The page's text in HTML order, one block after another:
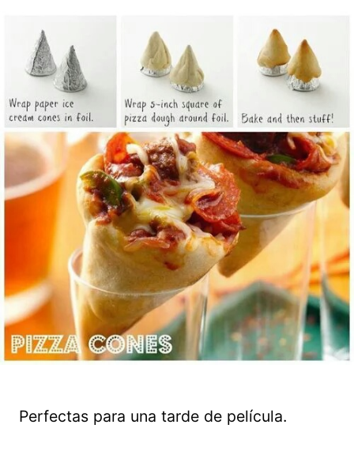
Perfectas para una tarde de película.